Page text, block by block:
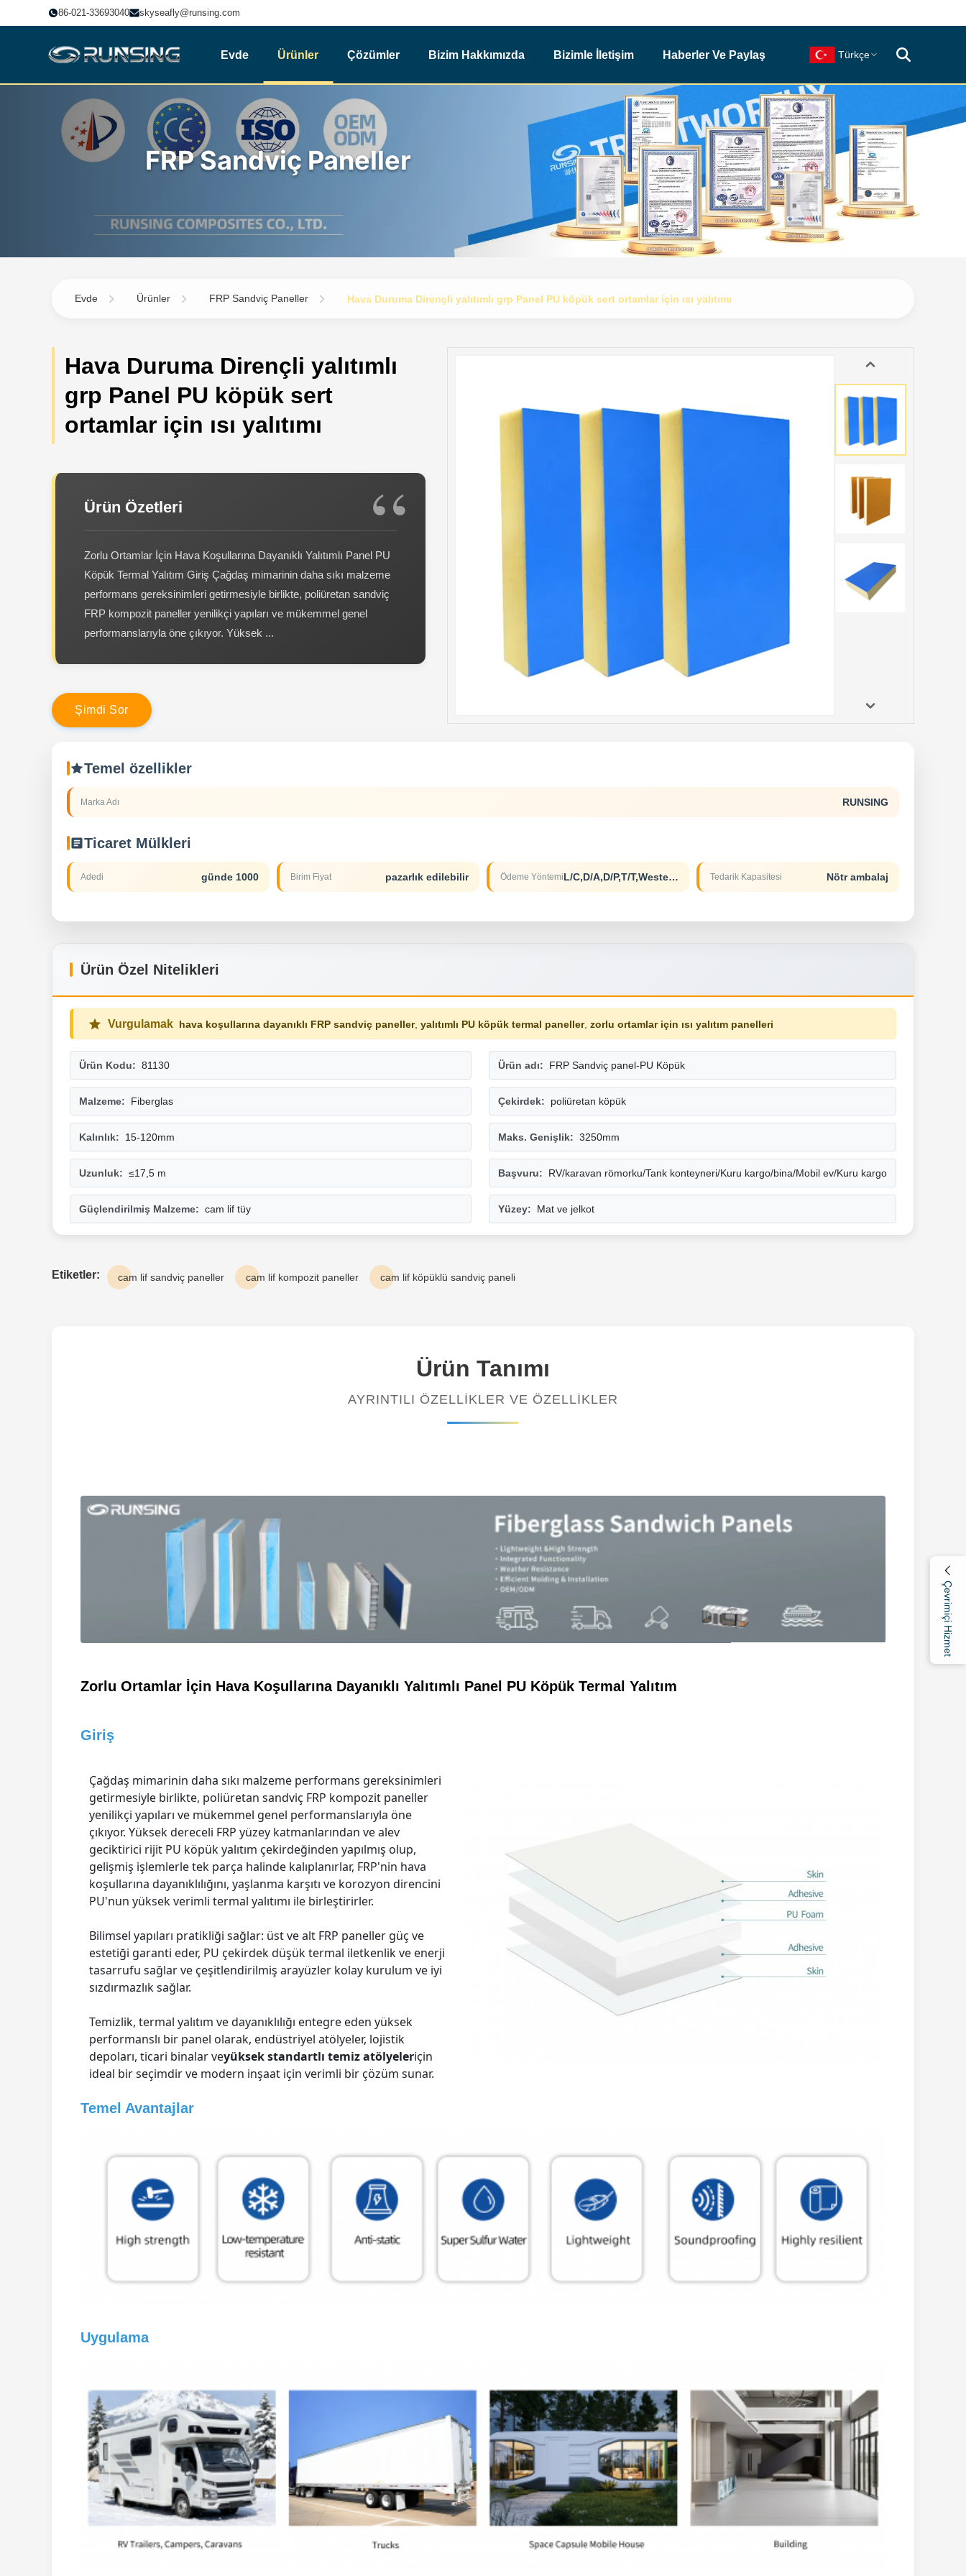
86-021-33693040 skyseafly@runsing.com
Evde Ürünler Çözümler Bizim Hakkımızda Bizimle İletişim Haberler Ve Paylaş Türkçe
Çevrimiçi Hizmet
FRP Sandviç Paneller
Evde Ürünler FRP Sandviç Paneller Hava Duruma Dirençli yalıtımlı grp Panel PU köpük sert ortamlar için ısı yalıtımı
Hava Duruma Dirençli yalıtımlı
grp Panel PU köpük sert
ortamlar için ısı yalıtımı
Ürün Özetleri
Zorlu Ortamlar İçin Hava Koşullarına Dayanıklı Yalıtımlı Panel PU
Köpük Termal Yalıtım Giriş Çağdaş mimarinin daha sıkı malzeme
performans gereksinimleri getirmesiyle birlikte, poliüretan sandviç
FRP kompozit paneller yenilikçi yapıları ve mükemmel genel
performanslarıyla öne çıkıyor. Yüksek ...
Şimdi Sor
Temel özellikler
Marka Adı RUNSING
Ticaret Mülkleri
Adedi günde 1000 Birim Fiyat pazarlık edilebilir Ödeme Yöntemi L/C,D/A,D/P,T/T,Western Union Tedarik Kapasitesi Nötr ambalaj
Ürün Özel Nitelikleri
Vurgulamak hava koşullarına dayanıklı FRP sandviç paneller, yalıtımlı PU köpük termal paneller, zorlu ortamlar için ısı yalıtım panelleri
Ürün Kodu: 81130 Ürün adı: FRP Sandviç panel-PU Köpük
Malzeme: Fiberglas Çekirdek: poliüretan köpük
Kalınlık: 15-120mm Maks. Genişlik: 3250mm
Uzunluk: ≤17,5 m Başvuru: RV/karavan römorku/Tank konteyneri/Kuru kargo/bina/Mobil ev/Kuru kargo
Güçlendirilmiş Malzeme: cam lif tüy Yüzey: Mat ve jelkot
Etiketler: cam lif sandviç paneller cam lif kompozit paneller cam lif köpüklü sandviç paneli
Ürün Tanımı
AYRINTILI ÖZELLIKLER VE ÖZELLIKLER
Zorlu Ortamlar İçin Hava Koşullarına Dayanıklı Yalıtımlı Panel PU Köpük Termal Yalıtım
Giriş
Çağdaş mimarinin daha sıkı malzeme performans gereksinimleri
getirmesiyle birlikte, poliüretan sandviç FRP kompozit paneller
yenilikçi yapıları ve mükemmel genel performanslarıyla öne
çıkıyor. Yüksek dereceli FRP yüzey katmanlarından ve alev
geciktirici rijit PU köpük yalıtım çekirdeğinden yapılmış olup,
gelişmiş işlemlerle tek parça halinde kalıplanırlar, FRP'nin hava
koşullarına dayanıklılığını, yaşlanma karşıtı ve korozyon direncini
PU'nun yüksek verimli termal yalıtımı ile birleştirirler.
Bilimsel yapıları pratikliği sağlar: üst ve alt FRP paneller güç ve
estetiği garanti eder, PU çekirdek düşük termal iletkenlik ve enerji
tasarrufu sağlar ve çeşitlendirilmiş arayüzler kolay kurulum ve iyi
sızdırmazlık sağlar.
Temizlik, termal yalıtım ve dayanıklılığı entegre eden yüksek
performanslı bir panel olarak, endüstriyel atölyeler, lojistik
depoları, ticari binalar veyüksek standartlı temiz atölyeleriçin
ideal bir seçimdir ve modern inşaat için verimli bir çözüm sunar.
Temel Avantajlar
Uygulama